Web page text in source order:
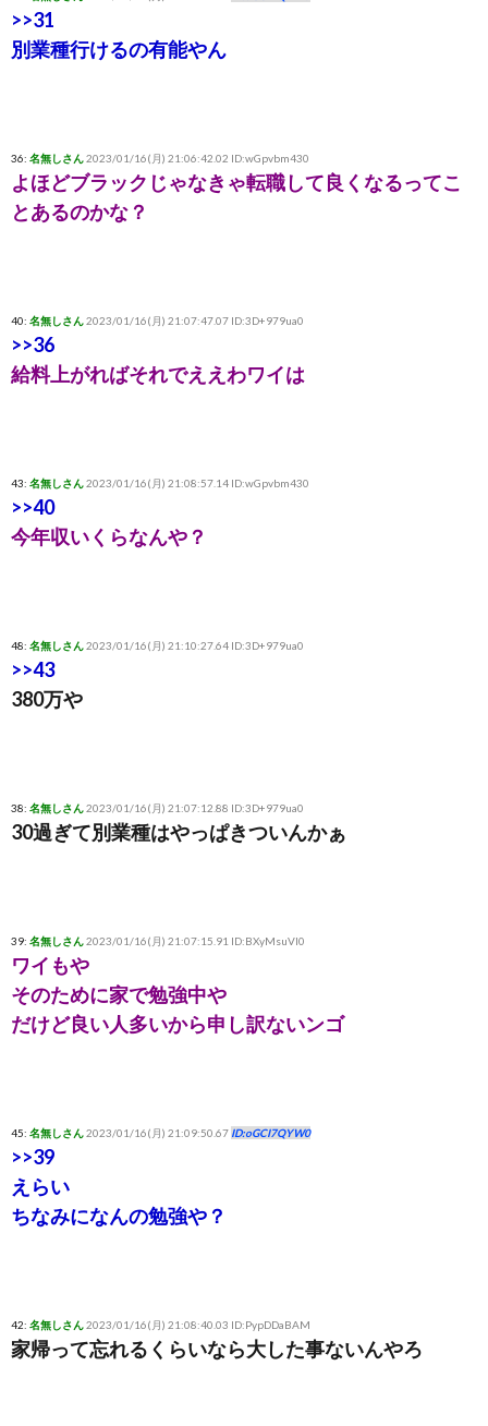
>>31
別業種行けるの有能やん
36: 名無しさん2023/01/16(月) 21:06:42.02 ID:wGpvbm430
よほどブラックじゃなきゃ転職して良くなるってこ
とあるのかな？
40: 名無しさん2023/01/16(月) 21:07:47.07 ID:3D+979ua0
>>36
給料上がればそれでええわワイは
43: 名無しさん2023/01/16(月) 21:08:57.14 ID:wGpvbm430
>>40
今年収いくらなんや？
48: 名無しさん2023/01/16(月) 21:10:27.64 ID:3D+979ua0
>>43
380万や
38: 名無しさん2023/01/16(月) 21:07:12.88 ID:3D+979ua0
30過ぎて別業種はやっぱきついんかぁ
39: 名無しさん2023/01/16(月) 21:07:15.91 ID:BXyMsuVl0
ワイもや
そのために家で勉強中や
だけど良い人多いから申し訳ないンゴ
45: 名無しさん2023/01/16(月) 21:09:50.67 ID:oGCI7QYW0
>>39
えらい
ちなみになんの勉強や？
42: 名無しさん2023/01/16(月) 21:08:40.03 ID:PypDDaBAM
家帰って忘れるくらいなら大した事ないんやろ